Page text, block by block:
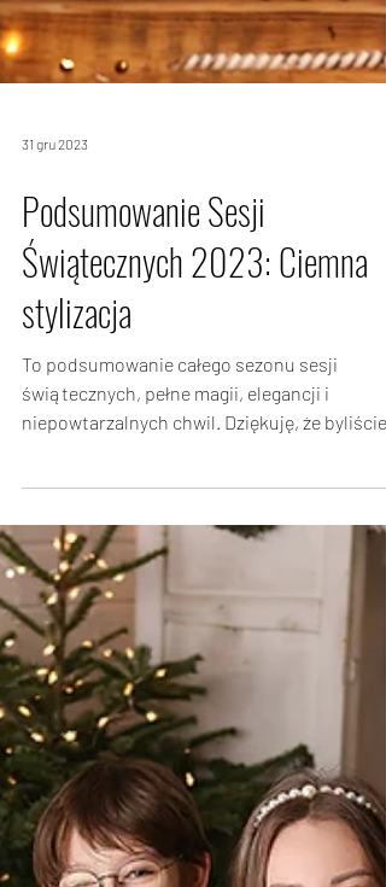
31 gru 2023
Podsumowanie Sesji
Świątecznych 2023: Ciemna
stylizacja
To podsumowanie całego sezonu sesji
niepowtarzalnych chwil. Dziękuję, że byliście
ze mną na tej...